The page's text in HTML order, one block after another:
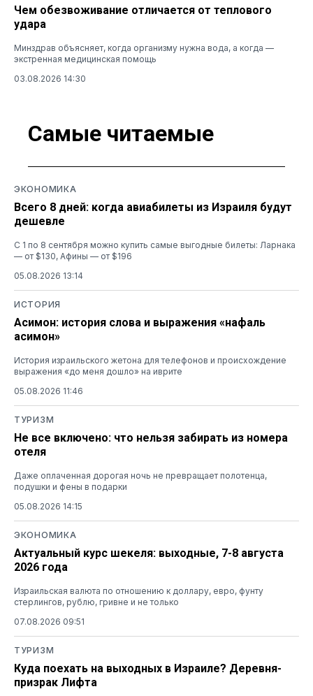
Чем обезвоживание отличается от теплового
удара
Минздрав объясняет, когда организму нужна вода, а когда —
экстренная медицинская помощь
03.08.2026 14:30
Самые читаемые
ЭКОНОМИКА
Всего 8 дней: когда авиабилеты из Израиля будут
дешевле
С 1 по 8 сентября можно купить самые выгодные билеты: Ларнака
— от $130, Афины — от $196
05.08.2026 13:14
ИСТОРИЯ
Асимон: история слова и выражения «нафаль
асимон»
История израильского жетона для телефонов и происхождение
выражения «до меня дошло» на иврите
05.08.2026 11:46
ТУРИЗМ
Не все включено: что нельзя забирать из номера
отеля
Даже оплаченная дорогая ночь не превращает полотенца,
подушки и фены в подарки
05.08.2026 14:15
ЭКОНОМИКА
Актуальный курс шекеля: выходные, 7-8 августа
2026 года
Израильская валюта по отношению к доллару, евро, фунту
стерлингов, рублю, гривне и не только
07.08.2026 09:51
ТУРИЗМ
Куда поехать на выходных в Израиле? Деревня-
призрак Лифта